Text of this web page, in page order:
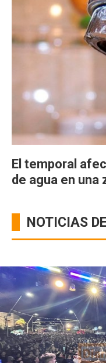
El temporal
de agua en una
NOTICIAS